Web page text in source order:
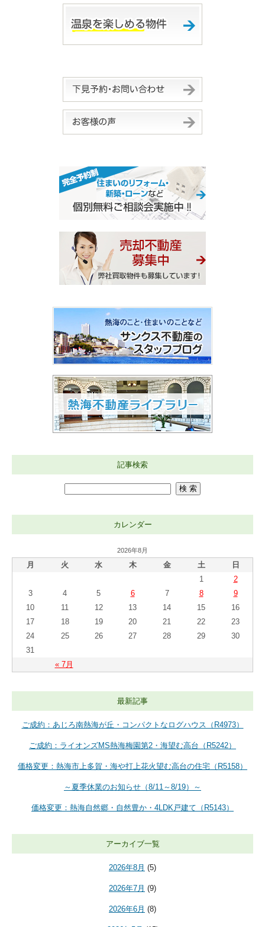
記事検索
カレンダー
2026年8月
月 火 水 木 金 土 日
« 7月
1
2
3
4 5 6 7 8
9
10
11 12 13 14 15
16
17
18 19 20 21 22
23
24
25 26 27 28 29
30
31
最新記事
ご成約：あじろ南熱海が丘・コンパクトなログハウス（R4973）
ご成約：ライオンズMS熱海梅園第2・海望む高台（R5242）
価格変更：熱海市上多賀・海や打上花火望む高台の住宅（R5158）
～夏季休業のお知らせ（8/11～8/19）～
価格変更：熱海自然郷・自然豊か・4LDK戸建て（R5143）
アーカイブ一覧
2026年8月 (5)
2026年7月 (9)
2026年6月 (8)